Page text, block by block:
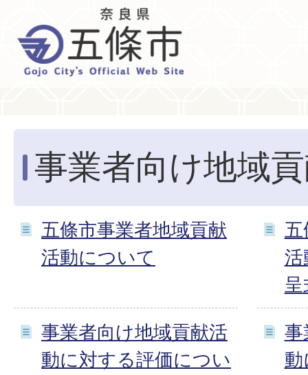
事業者向け地域
五條市事業者地域貢献
活動について
五
活
呈
事業者向け地域貢献活
動に対する評価につい
事